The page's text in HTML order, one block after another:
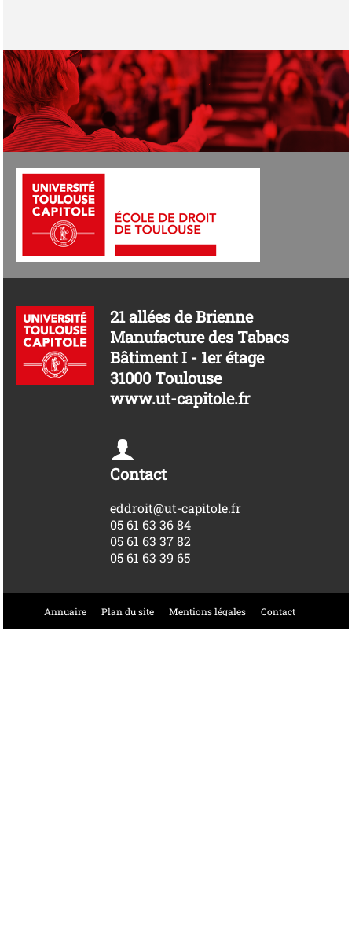
21 allées de Brienne
Manufacture des Tabacs
Bâtiment I - 1er étage
31000 Toulouse
www.ut-capitole.fr
Contact
eddroit@ut-capitole.fr
05 61 63 36 84
05 61 63 37 82
05 61 63 39 65
Annuaire Plan du site Mentions légales Contact